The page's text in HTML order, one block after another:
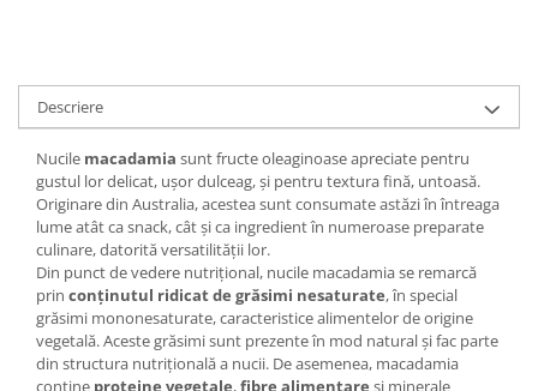
Descriere
Nucile macadamia sunt fructe oleaginoase apreciate pentru
gustul lor delicat, ușor dulceag, și pentru textura fină, untoasă.
Originare din Australia, acestea sunt consumate astăzi în întreaga
lume atât ca snack, cât și ca ingredient în numeroase preparate
culinare, datorită versatilității lor.
Din punct de vedere nutrițional, nucile macadamia se remarcă
prin conținutul ridicat de grăsimi nesaturate, în special
grăsimi mononesaturate, caracteristice alimentelor de origine
vegetală. Aceste grăsimi sunt prezente în mod natural și fac parte
din structura nutrițională a nucii. De asemenea, macadamia
conține proteine vegetale,fibre alimentare și minerale